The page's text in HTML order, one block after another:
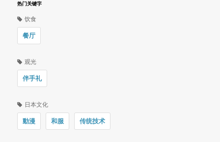
热门关键字
饮食
餐厅
观光
伴手礼
日本文化
動漫 和服 传统技术